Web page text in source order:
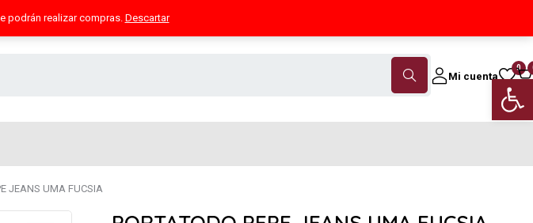
Abrir
podrán realizar compras.Descartar
Mi cuenta
0
JEANS UMA FUCSIA